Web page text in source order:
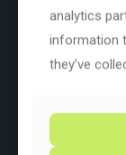
Rahmengrösse:
Rahmenart:
Rahmenmaterial:
analytics
information
they’ve